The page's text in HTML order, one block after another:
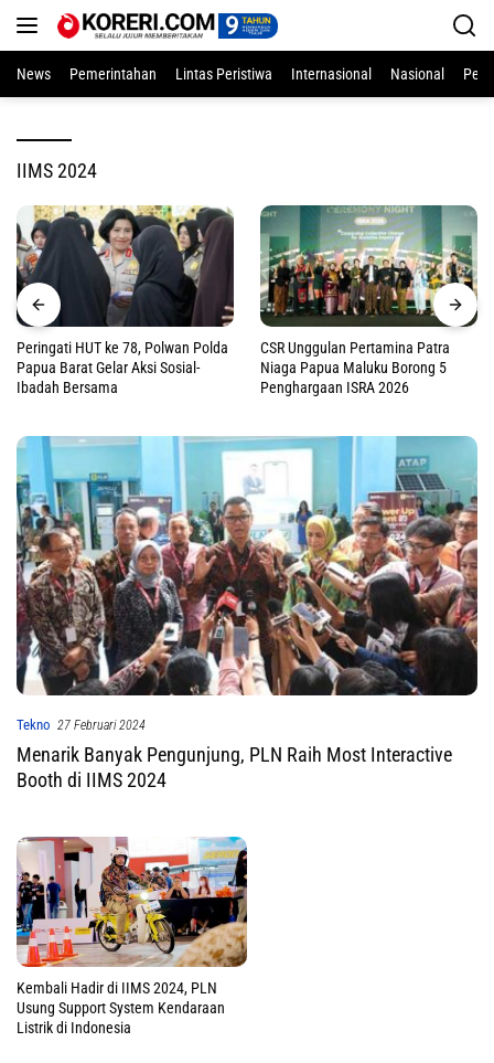
News
Pemerintahan Lintas Peristiwa Internasional Nasional
IIMS 2024
Peringati HUT ke 78, Polwan Polda
Papua Barat Gelar Aksi Sosial-
Ibadah Bersama
CSR Unggulan Pertamina Patra
Niaga Papua Maluku Borong 5
Penghargaan ISRA 2026
Tekno 27 Februari 2024
Menarik Banyak Pengunjung, PLN Raih Most Interactive
Booth di IIMS 2024
Kembali Hadir di IIMS 2024, PLN
Usung Support System Kendaraan
Listrik di Indonesia